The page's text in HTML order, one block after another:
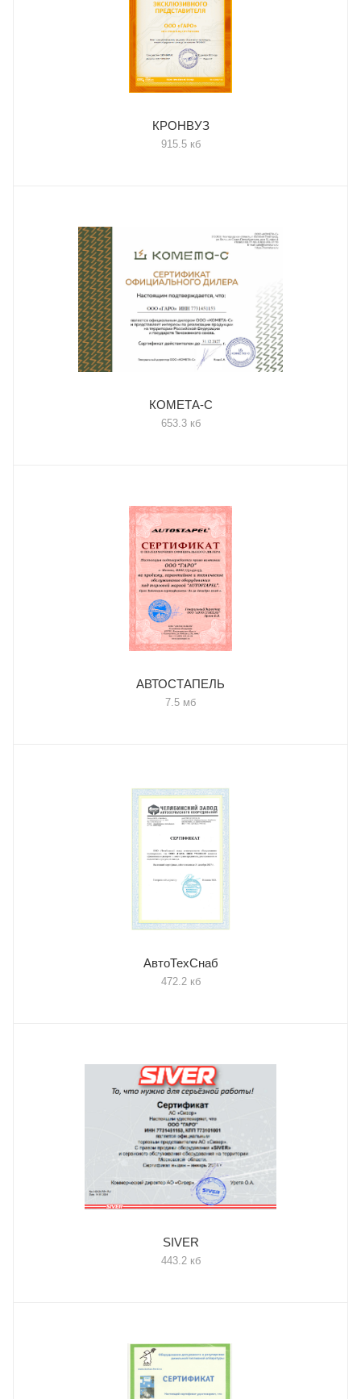
КРОНВУЗ
915.5 кб
КОМЕТА-С
653.3 кб
АВТОСТАПЕЛЬ
7.5 мб
АвтоТехСнаб
472.2 кб
SIVER
443.2 кб